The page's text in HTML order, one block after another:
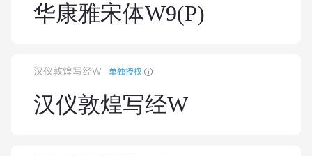
华康雅宋体W9(P)
汉仪敦煌写经W 单独授权
汉仪敦煌写经W